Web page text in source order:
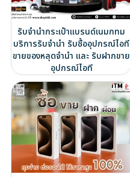
รับจำนำกระเป๋าแบรนด์เนมกทม
บริการรับจำนำ รับซื้ออุปกรณ์ไอที
ขายของหลุดจำนำ และ รับฝากขาย
อุปกรณ์ไอที